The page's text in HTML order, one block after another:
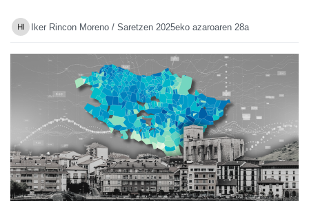
Iker Rincon Moreno / Saretzen 2025eko azaroaren 28a